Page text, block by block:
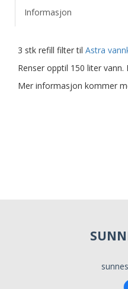
Informasjon
3 stk refill filter til Astra
Renser opptil 150 liter
Mer informasjon kommer